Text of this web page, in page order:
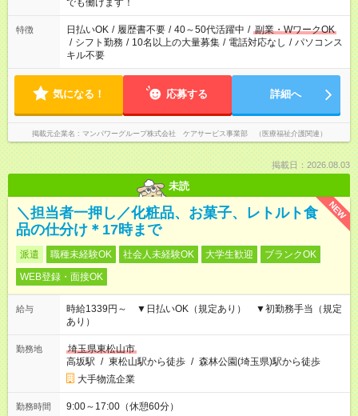
派遣法（日雇い派遣の原則禁止）により、短時間・短期間の就
業はご案内が難しい場合があります
でも働けます！
特徴 日払いOK / 履歴書不要 / 40～50代活躍中 / 副業・WワークOK
/ シフト勤務 / 10名以上の大量募集 / 電話対応なし / パソコンス
キル不要
気になる！ 応募する 詳細へ
掲載元企業名 マンパワーグループ株式会社 ケアサービス事業部 （医療福祉介護関連）
掲載日：2026.08.03
未読
NEW
＼担当者一押し／化粧品、お菓子、レトルト食
品の仕分け＊17時まで
派遣 職種未経験OK 社会人未経験OK 大学生歓迎
ブランクOK
WEB登録・面接OK
給与
時給1339円～ ▼日払いOK（規定あり） ▼初勤務手当（規定
あり）
勤務地
埼玉県東松山市
高坂駅 / 東松山駅から徒歩 / 森林公園(埼玉県)駅から徒歩
大手物流企業
勤務時間 9:00～17:00（休憩60分）